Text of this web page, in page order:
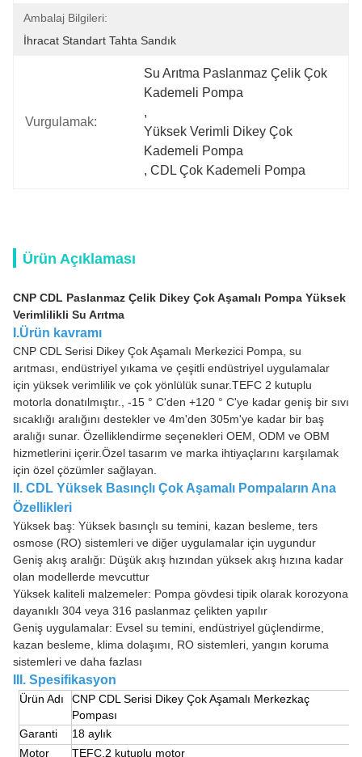
Ambalaj Bilgileri:
İhracat Standart Tahta Sandık
Vurgulamak:
Su Arıtma Paslanmaz Çelik Çok
Kademeli Pompa
,
Yüksek Verimli Dikey Çok
Kademeli Pompa
, CDL Çok Kademeli Pompa
Ürün Açıklaması
CNP CDL Paslanmaz Çelik Dikey Çok Aşamalı Pompa Yüksek
Verimlilikli Su Arıtma
I.Ürün kavramı
CNP CDL Serisi Dikey Çok Aşamalı Merkezici Pompa, su
arıtması, endüstriyel yıkama ve çeşitli endüstriyel uygulamalar
için yüksek verimlilik ve çok yönlülük sunar.TEFC 2 kutuplu
motorla donatılmıştır., -15 ° C'den +120 ° C'ye kadar geniş bir sıvı
sıcaklığı aralığını destekler ve 4m'den 305m'ye kadar bir baş
aralığı sunar. Özelliklendirme seçenekleri OEM, ODM ve OBM
hizmetlerini içerir.Özel tasarım ve marka ihtiyaçlarını karşılamak
için özel çözümler sağlayan.
II. CDL Yüksek Basınçlı Çok Aşamalı Pompaların Ana
Özellikleri
Yüksek baş: Yüksek basınçlı su temini, kazan besleme, ters
osmose (RO) sistemleri ve diğer uygulamalar için uygundur
Geniş akış aralığı: Düşük akış hızından yüksek akış hızına kadar
olan modellerde mevcuttur
Yüksek kaliteli malzemeler: Pompa gövdesi tipik olarak korozyona
dayanıklı 304 veya 316 paslanmaz çelikten yapılır
Geniş uygulamalar: Evsel su temini, endüstriyel güçlendirme,
kazan besleme, klima dolaşımı, RO sistemleri, yangın koruma
sistemleri ve daha fazlası
III. Spesifikasyon
Ürün Adı
CNP CDL Serisi Dikey Çok Aşamalı Merkezkaç
Pompası
Garanti
18 aylık
Motor
TEFC,2 kutuplu motor